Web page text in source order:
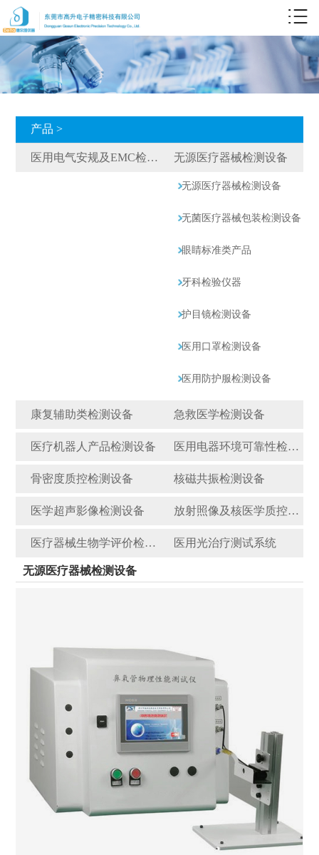
产品 >
医用电气安规及EMC检测设备 无源医疗器械检测设备
无源医疗器械检测设备
无菌医疗器械包装检测设备
眼睛标准类产品
牙科检验仪器
护目镜检测设备
医用口罩检测设备
医用防护服检测设备
康复辅助类检测设备 急救医学检测设备
医疗机器人产品检测设备 医用电器环境可靠性检测设备
骨密度质控检测设备 核磁共振检测设备
医学超声影像检测设备 放射照像及核医学质控检测设备
医疗器械生物学评价检测仪器 医用光治疗测试系统
无源医疗器械检测设备